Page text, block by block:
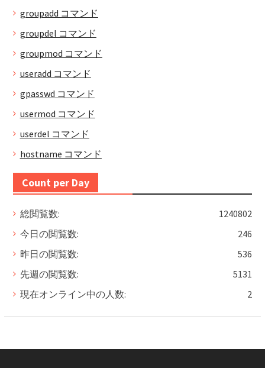
groupadd コマンド
groupdel コマンド
groupmod コマンド
useradd コマンド
gpasswd コマンド
usermod コマンド
userdel コマンド
hostname コマンド
Count per Day
1240802
総閲覧数:
246
今日の閲覧数:
536
昨日の閲覧数:
5131
先週の閲覧数:
2
現在オンライン中の人数: